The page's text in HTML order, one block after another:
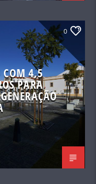
0
COM 4,5
PARA